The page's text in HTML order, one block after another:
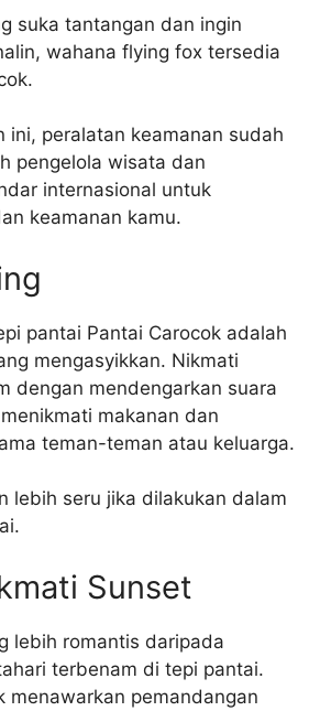
suka tantangan dan ingin
wahana flying fox tersedia
ini, peralatan keamanan sudah
pengelola wisata dan
internasional untuk
keamanan kamu.
pantai Pantai Carocok adalah
mengasyikkan. Nikmati
dengan mendengarkan suara
makanan dan
teman-teman atau keluarga.
lebih seru jika dilakukan dalam
Sunset
lebih romantis daripada
terbenam di tepi pantai.
menawarkan pemandangan